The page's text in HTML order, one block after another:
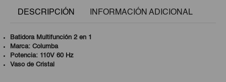
DESCRIPCIÓN INFORMACIÓN ADICIONAL
Batidora Multifunción 2 en 1
Marca: Columba
Potencia: 110V 60 Hz
Vaso de Cristal